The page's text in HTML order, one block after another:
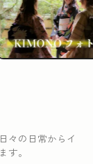
々の日常からイ
す。